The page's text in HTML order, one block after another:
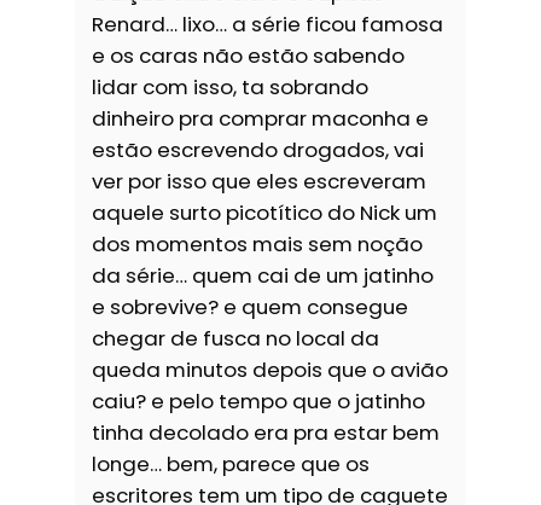
Renard… lixo… a série ficou famosa
e os caras não estão sabendo
lidar com isso, ta sobrando
dinheiro pra comprar maconha e
estão escrevendo drogados, vai
ver por isso que eles escreveram
aquele surto picotítico do Nick um
dos momentos mais sem noção
da série… quem cai de um jatinho
e sobrevive? e quem consegue
chegar de fusca no local da
queda minutos depois que o avião
caiu? e pelo tempo que o jatinho
tinha decolado era pra estar bem
longe… bem, parece que os
escritores tem um tipo de caguete